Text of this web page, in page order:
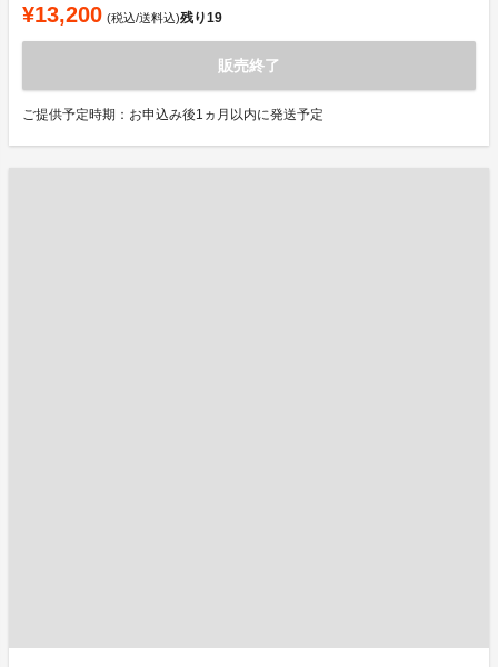
¥13,200 (税込/送料込)残り19
販売終了
ご提供予定時期：お申込み後1ヵ月以内に発送予定